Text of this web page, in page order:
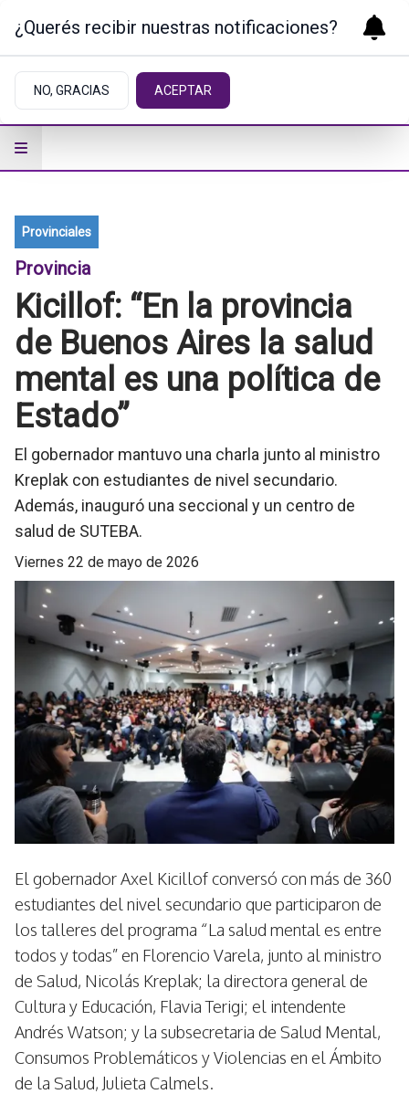
Provinciales
Provincia
Kicillof: “En la provincia
de Buenos Aires la salud
mental es una política de
Estado”
El gobernador mantuvo una charla junto al ministro
Kreplak con estudiantes de nivel secundario.
Además, inauguró una seccional y un centro de
salud de SUTEBA.
viernes 22 de mayo de 2026
El gobernador Axel Kicillof conversó con más de 360
estudiantes del nivel secundario que participaron de
los talleres del programa “La salud mental es entre
todos y todas” en Florencio Varela, junto al ministro
de Salud, Nicolás Kreplak; la directora general de
Cultura y Educación, Flavia Terigi; el intendente
Andrés Watson; y la subsecretaria de Salud Mental,
Consumos Problemáticos y Violencias en el Ámbito
de la Salud, Julieta Calmels.
¿Querés recibir nuestras notificaciones?
NO, GRACIAS ACEPTAR